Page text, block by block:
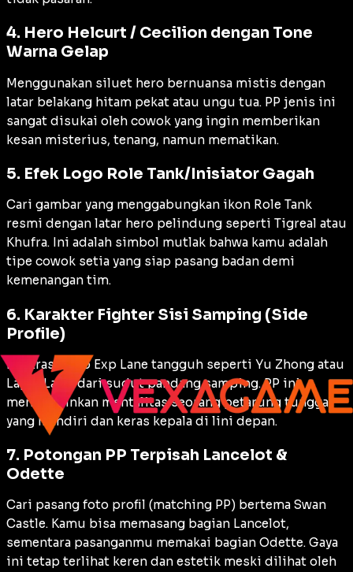
4. Hero Helcurt / Cecilion dengan Tone
Warna Gelap
Menggunakan siluet hero bernuansa mistis dengan
latar belakang hitam pekat atau ungu tua. PP jenis ini
sangat disukai oleh cowok yang ingin memberikan
kesan misterius, tenang, namun mematikan.
5. Efek Logo Role Tank/Inisiator Gagah
Cari gambar yang menggabungkan ikon Role Tank
resmi dengan latar hero pelindung seperti Tigreal atau
Khufra. Ini adalah simbol mutlak bahwa kamu adalah
tipe cowok setia yang siap pasang badan demi
kemenangan tim.
6. Karakter Fighter Sisi Samping (Side
Profile)
Ilustrasi heroExp Lane tangguh seperti Yu Zhong atau
Lapu-Lapu dari sudut pandang samping. PP ini
mencerminkan mentalitas seorang petarung tunggal
yang mandiri dan keras kepala di lini depan.
7. Potongan PP Terpisah Lancelot &
Odette
Cari pasang foto profil (matching PP) bertema Swan
Castle. Kamu bisa memasang bagian Lancelot,
sementara pasanganmu memakai bagian Odette. Gaya
ini tetap terlihat keren dan estetik meski dilihat oleh